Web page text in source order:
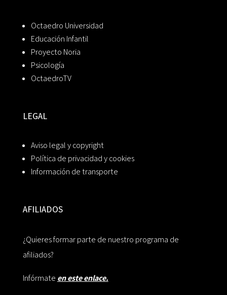
Octaedro Universidad
Educación Infantil
Proyecto Noria
Psicología
OctaedroTV
LEGAL
Aviso legal y copyright
Política de privacidad y cookies
Información de transporte
AFILIADOS
¿Quieres formar parte de nuestro programa de
afiliados?
Infórmate en este enlace.